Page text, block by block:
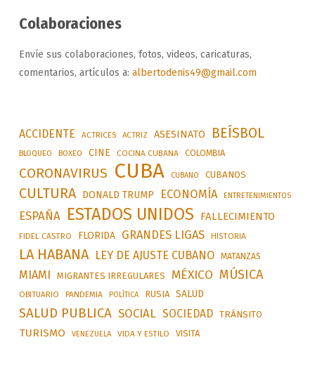
Colaboraciones
Envíe sus colaboraciones, fotos, videos, caricaturas,
comentarios, artículos a: albertodenis49@gmail.com
ACCIDENTE ACTRICES ACTRIZ ASESINATO BEÍSBOL
BLOQUEO BOXEO CINE COCINA CUBANA COLOMBIA
CORONAVIRUS CUBA CUBANO CUBANOS
CULTURA DONALD TRUMP ECONOMÍA ENTRETENIMIENTOS
ESPAÑA ESTADOS UNIDOS FALLECIMIENTO
FIDEL CASTRO FLORIDA GRANDES LIGAS HISTORIA
LA HABANA LEY DE AJUSTE CUBANO MATANZAS
MIAMI MIGRANTES IRREGULARES MÉXICO MÚSICA
OBITUARIO PANDEMIA POLÍTICA RUSIA SALUD
SALUD PUBLICA SOCIAL SOCIEDAD TRÁNSITO
TURISMO VENEZUELA VIDA Y ESTILO VISITA